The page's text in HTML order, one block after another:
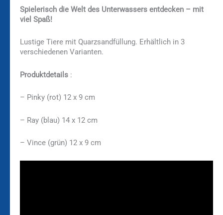
Spielerisch die Welt des Unterwassers entdecken – mit
viel Spaß!
Lustige Tiere mit Quarzsandfüllung. Erhältlich in 3
verschiedenen Varianten.
Produktdetails :
– Pinky (rot) 12 x 9 cm
– Ray (blau) 14 x 12 cm
– Vince (grün) 12 x 9 cm